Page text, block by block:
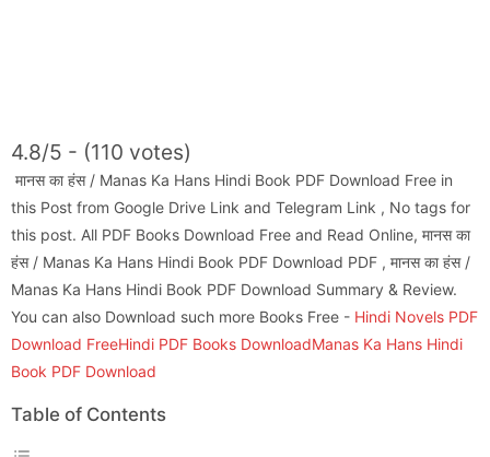
4.8/5 - (110 votes)
मानस का हंस / Manas Ka Hans Hindi Book PDF Download Free in
this Post from Google Drive Link and Telegram Link , No tags for
this post. All PDF Books Download Free and Read Online, मानस का
हंस / Manas Ka Hans Hindi Book PDF Download PDF , मानस का हंस /
Manas Ka Hans Hindi Book PDF Download Summary & Review.
You can also Download such more Books Free - Hindi Novels PDF
Download FreeHindi PDF Books DownloadManas Ka Hans Hindi
Book PDF Download
Table of Contents